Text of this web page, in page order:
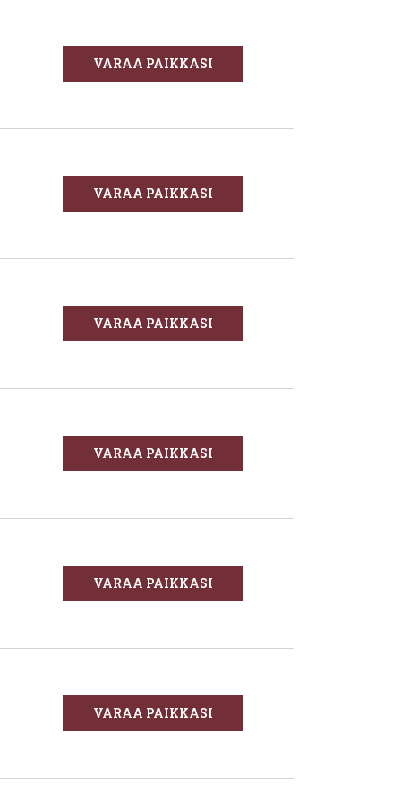
VARAA PAIKKASI
VARAA PAIKKASI
VARAA PAIKKASI
VARAA PAIKKASI
VARAA PAIKKASI
VARAA PAIKKASI